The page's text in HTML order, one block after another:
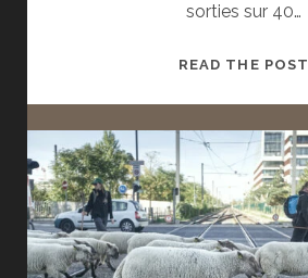
sorties sur 40…
READ THE POST